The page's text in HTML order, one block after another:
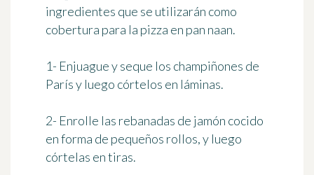
ingredientes que se utilizarán como
cobertura para la pizza en pan naan.
1- Enjuague y seque los champiñones de
París y luego córtelos en láminas.
2- Enrolle las rebanadas de jamón cocido
en forma de pequeños rollos, y luego
córtelas en tiras.